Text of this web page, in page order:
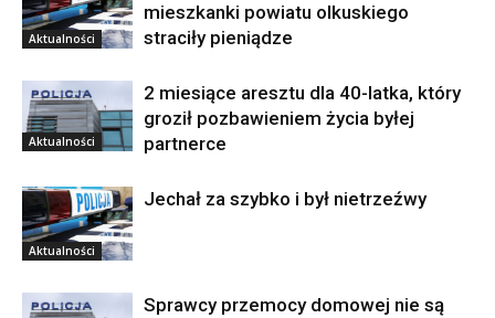
Aktualności
mieszkanki powiatu olkuskiego
straciły pieniądze
Aktualności
2 miesiące aresztu dla 40-latka, który
groził pozbawieniem życia byłej
partnerce
Aktualności
Jechał za szybko i był nietrzeźwy
Sprawcy przemocy domowej nie są